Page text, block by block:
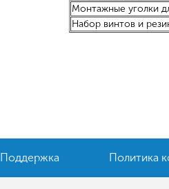
Монтажные уголки
Набор винтов и
Поддержка Политика